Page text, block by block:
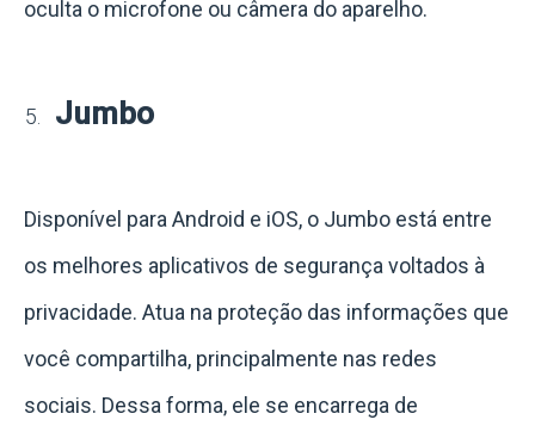
oculta o microfone ou câmera do aparelho.
Jumbo
Disponível para Android e iOS, o Jumbo está entre
os melhores aplicativos de segurança voltados à
privacidade. Atua na proteção das informações que
você compartilha, principalmente nas redes
sociais. Dessa forma, ele se encarrega de